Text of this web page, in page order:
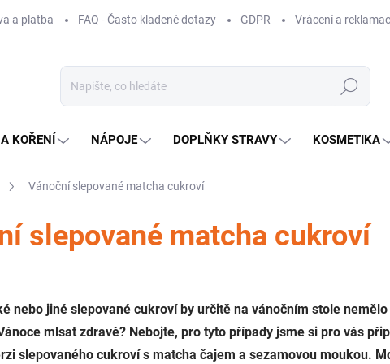
a platba FAQ - Často kladené dotazy GDPR Vrácení a
Hledat
KOŘENÍ NÁPOJE DOPLŇKY STRAVY KOSMETIKA
Vánoční slepované matcha cukroví
slepované matcha cukroví
nebo jiné slepované cukroví by určitě na vánočním stole
mlsat zdravě? Nebojte, pro tyto případy jsme si pro vás
slepovaného cukroví s matcha čajem a sezamovou moukou.